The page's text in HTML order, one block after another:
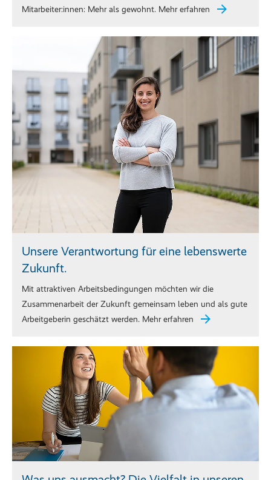
Mitarbeiter:innen: Mehr als gewohnt. Mehr erfahren
Unsere Verantwortung für eine lebenswerte
Zukunft.
Mit attraktiven Arbeitsbedingungen möchten wir die
Zusammenarbeit der Zukunft gemeinsam leben und als gute
Arbeitgeberin geschätzt werden. Mehr erfahren